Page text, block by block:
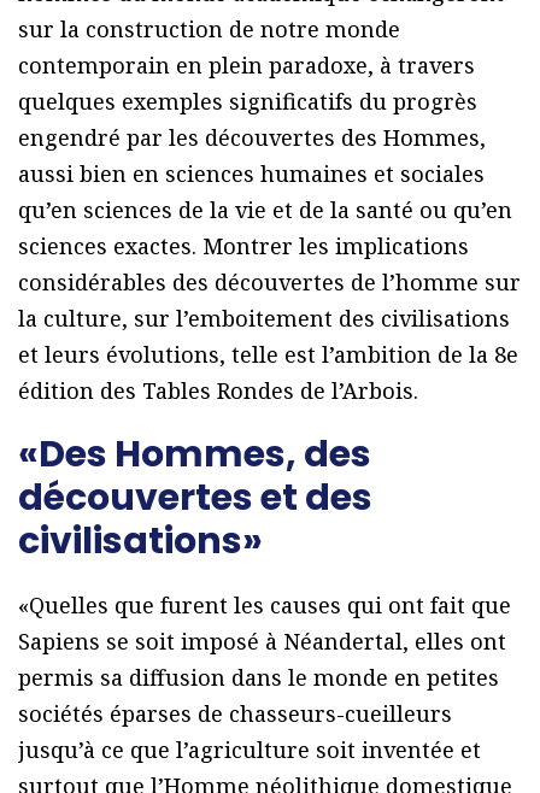
sur la construction de notre monde
contemporain en plein paradoxe, à travers
quelques exemples significatifs du progrès
engendré par les découvertes des Hommes,
aussi bien en sciences humaines et sociales
qu’en sciences de la vie et de la santé ou qu’en
sciences exactes. Montrer les implications
considérables des découvertes de l’homme sur
la culture, sur l’emboitement des civilisations
et leurs évolutions, telle est l’ambition de la 8e
édition des Tables Rondes de l’Arbois.
«Des Hommes, des
découvertes et des
civilisations»
«Quelles que furent les causes qui ont fait que
Sapiens se soit imposé à Néandertal, elles ont
permis sa diffusion dans le monde en petites
sociétés éparses de chasseurs-cueilleurs
jusqu’à ce que l’agriculture soit inventée et
surtout que l’Homme néolithique domestique